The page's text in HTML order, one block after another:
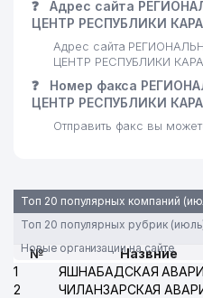
❓
Адрес сайта
ЦЕНТР РЕСПУБЛИКИ
Адрес сайта
ЦЕНТР РЕСПУБЛИКИ
❓
Номер факса
ЦЕНТР РЕСПУБЛИКИ
Отправить факс вы
Топ 20 популярных компаний
Топ 20 популярных рубрик
Новые организации на сайте
№
Назвние
1
2